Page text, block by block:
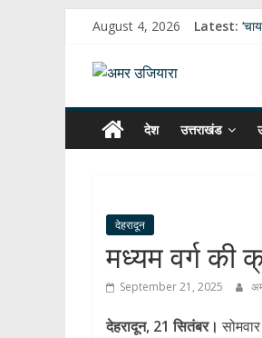
content
August 4, 2026 Latest:
अमर
उजियारा
सच्ची
खबर
खबर
देश उत्तराखंड
देहरादून
मध्यम वर्ग की
September 21, 2025
देहरादून, 21 सितंबर।